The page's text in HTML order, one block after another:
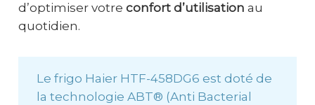
d’optimiser votre confort d’utilisation au
quotidien.
Le frigo Haier HTF-458DG6 est doté de
la technologie ABT® (Anti Bacterial